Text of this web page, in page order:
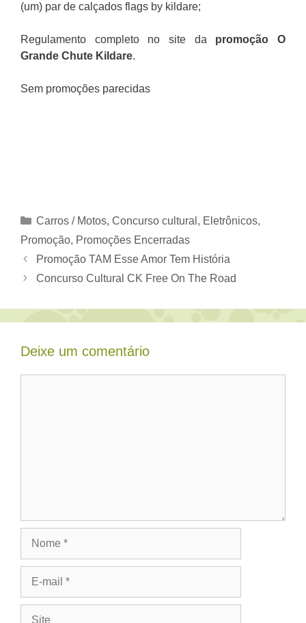
(um) par de calçados flags by kildare;
Regulamento completo no site da promoção O
Grande Chute Kildare.
Sem promoções parecidas
Categorias
Carros / Motos, Concurso cultural , Eletrônicos,
Promoção, Promoções Encerradas
Promoção TAM Esse Amor Tem História
Concurso Cultural CK Free On The Road
Deixe um comentário